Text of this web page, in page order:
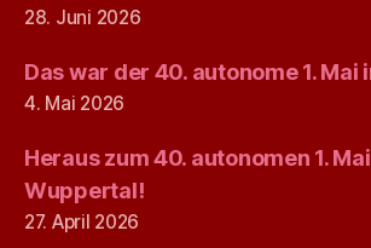
28. Juni 2026
Das war der 40. autonome 1. Mai
4. Mai 2026
Heraus zum 40. autonomen 1.
Wuppertal!
27. April 2026